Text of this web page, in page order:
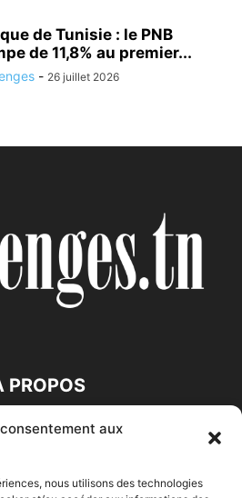
aux
nous utilisons des technologies
de Tunisie : le PNB
de 11,8% au premier...
- 26 juillet 2026
PROPOS
NOUS